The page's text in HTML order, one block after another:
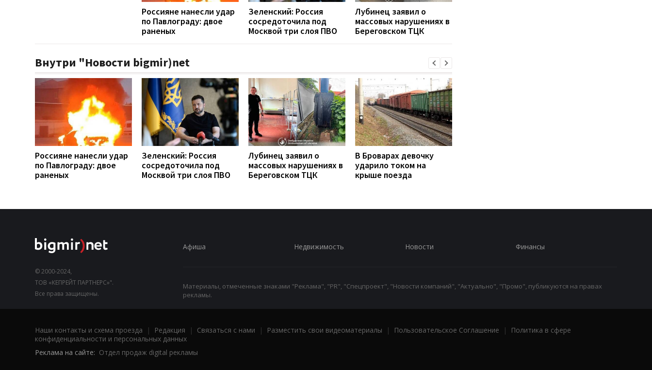
Россияне нанесли удар
по Павлограду: двое
раненых
Зеленский: Россия
сосредоточила под
Москвой три слоя ПВО
Лубинец заявил о
массовых нарушениях в
Береговском ТЦК
Внутри "Новости bigmir)net
Россияне нанесли удар
по Павлограду: двое
раненых
Зеленский: Россия
сосредоточила под
Москвой три слоя ПВО
Лубинец заявил о
массовых нарушениях в
Береговском ТЦК
В Броварах девочку
ударило током на
крыше поезда
© 2000-2024,
ТОВ «КЕПРЕЙТ ПАРТНЕРС»".
Все права защищены.
Афиша Недвижимость Новости Финансы
Материалы, отмеченные знаками "Реклама", "PR", "Спецпроект", "Новости компаний", "Актуально", "Промо", публикуются на правах
рекламы.
Наши контакты и схема проезда | Редакция | Связаться с нами | Разместить свои видеоматериалы | Пользовательское Соглашение |
Политика в сфере
конфиденциальности и персональных данных
Реклама на сайте: Отдел продаж digital рекламы